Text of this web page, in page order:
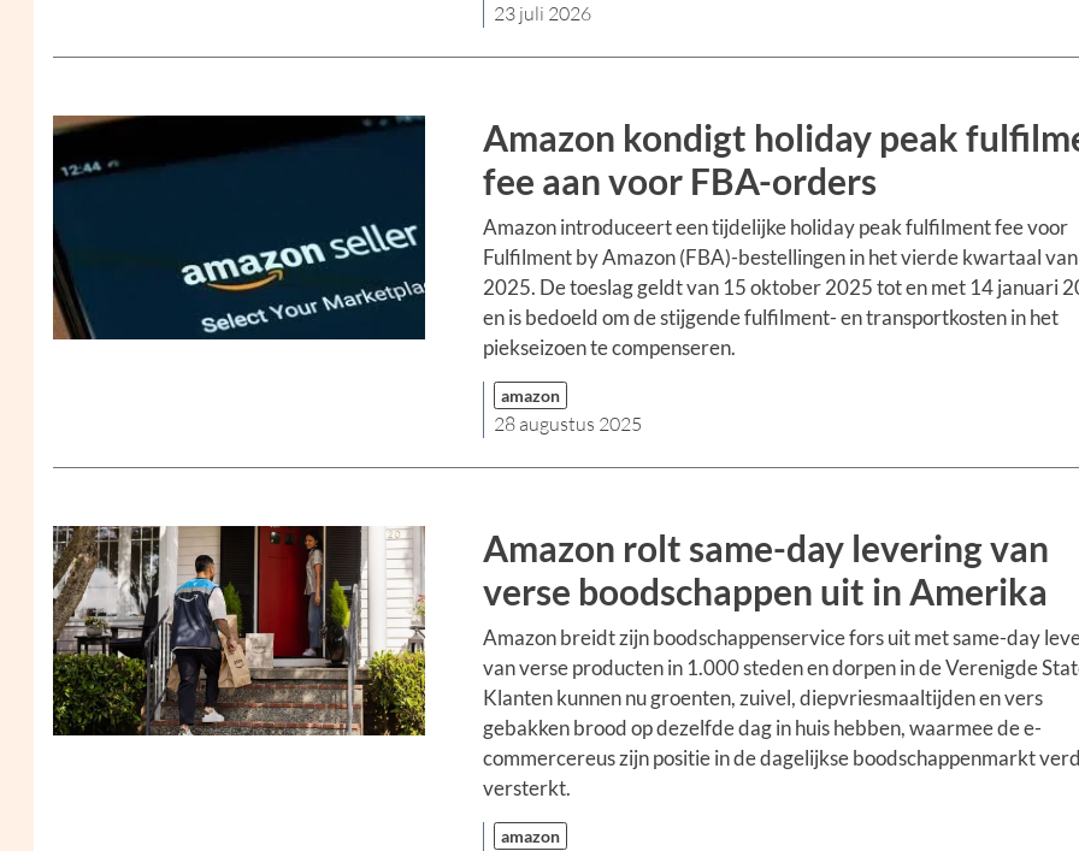
23 juli 2026
Amazon kondigt holiday peak
fee aan voor FBA-orders
Amazon introduceert een tijdelijke holiday peak fulfilment fee voor
Fulfilment by Amazon (FBA)-bestellingen in het vierde kwartaal van
2025. De toeslag geldt van 15 oktober 2025 tot en met 14 januari
en is bedoeld om de stijgende fulfilment- en transportkosten in het
piekseizoen te compenseren.
amazon
28 augustus 2025
Amazon rolt same-day levering van
verse boodschappen uit in Amerika
Amazon breidt zijn boodschappenservice fors uit met same-day
van verse producten in 1.000 steden en dorpen in de Verenigde
Klanten kunnen nu groenten, zuivel, diepvriesmaaltijden en vers
gebakken brood op dezelfde dag in huis hebben, waarmee de e-
commercereus zijn positie in de dagelijkse boodschappenmarkt
versterkt.
amazon